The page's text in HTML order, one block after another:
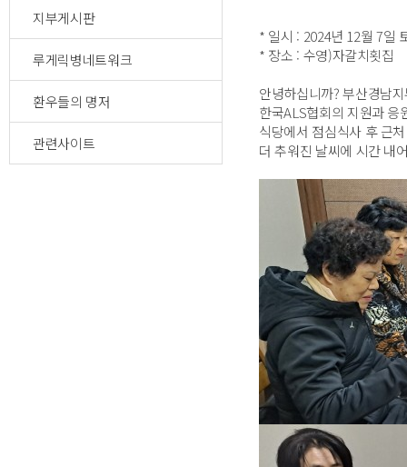
지부게시판
루게릭병네트워크
환우들의 명저
관련사이트
* 일시 : 2024년 12월 7일
* 장소 : 수영)자갈치횟집
안녕하십니까? 부산경남
한국ALS협회의 지원과 응
식당에서 점심식사 후 근
더 추워진 날씨에 시간 내